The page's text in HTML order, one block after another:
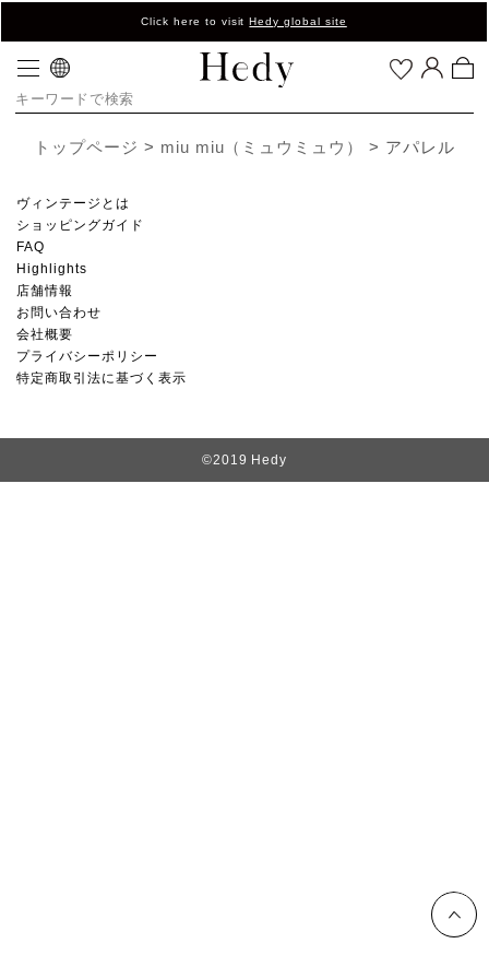
Click here to visitHedy global site
トップページ miu miu（ミュウミュウ） アパレル
ヴィンテージとは
ショッピングガイド
FAQ
Highlights
店舗情報
お問い合わせ
会社概要
プライバシーポリシー
特定商取引法に基づく表示
©2019 Hedy